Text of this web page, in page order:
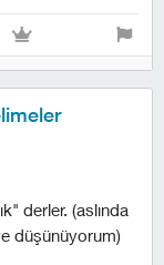
derler. (aslında
düşünüyorum)